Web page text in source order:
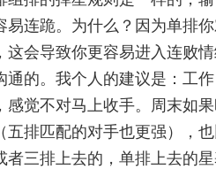
连跪。为什么？因为单排
这会导致你更容易进入连败
通的。我个人的建议是：工
感觉不对马上收手。周末如
排匹配的对手也更强），
三排上去的，单排上去的星